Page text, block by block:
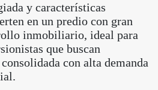
y características
en un predio con gran
inmobiliario, ideal para
que buscan
con alta demanda